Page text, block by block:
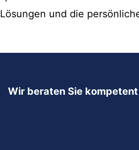
Lösungen und die
Wir beraten Sie